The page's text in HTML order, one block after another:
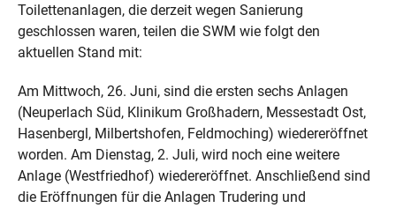
Toilettenanlagen, die derzeit wegen Sanierung
geschlossen waren, teilen die SWM wie folgt den
aktuellen Stand mit:
Am Mittwoch, 26. Juni, sind die ersten sechs Anlagen
(Neuperlach Süd, Klinikum Großhadern, Messestadt Ost,
Hasenbergl, Milbertshofen, Feldmoching) wiedereröffnet
worden. Am Dienstag, 2. Juli, wird noch eine weitere
Anlage (Westfriedhof) wiedereröffnet. Anschließend sind
die Eröffnungen für die Anlagen Trudering und